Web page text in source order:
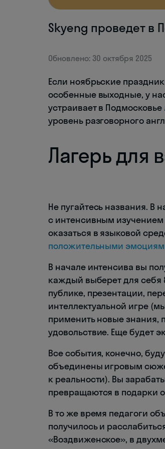
Skyeng проведет в
Обновлено: 30 октября 2025
Если ноябрьские
особенные выходные, у
устраивает в Подмосковье
уровень разговорного
Лагерь для
Не пугайтесь названия. В
с интенсивным изучением
оказаться в языковой
положительными
В начале интенсива вы
каждый выберет для себя
публике, презентации,
интеллектуальной игре
применить новые знания,
удовольствие. Еще будет
Все события, конечно,
объединены игровым
к реальности). Вы
превращаются в подарки
В то же время педагоги
получилось и
«Воздвиженское», в